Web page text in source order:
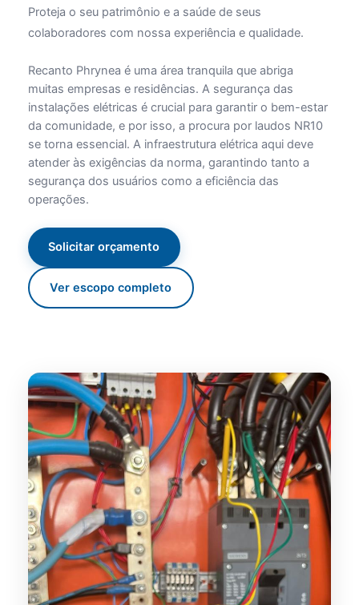
Proteja o seu patrimônio e a saúde de seus
colaboradores com nossa experiência e qualidade.
Recanto Phrynea é uma área tranquila que abriga
muitas empresas e residências. A segurança das
instalações elétricas é crucial para garantir o bem-estar
da comunidade, e por isso, a procura por laudos NR10
se torna essencial. A infraestrutura elétrica aqui deve
atender às exigências da norma, garantindo tanto a
segurança dos usuários como a eficiência das
operações.
Solicitar orçamento
Ver escopo completo